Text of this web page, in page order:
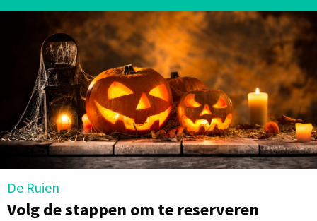
De Ruien
Volg de stappen om te reserveren